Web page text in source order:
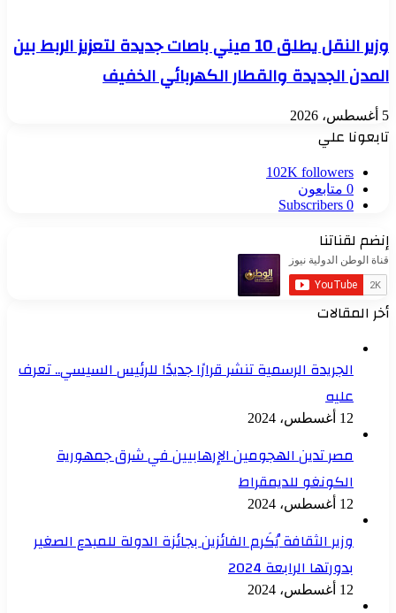
وزير النقل يطلق 10 ميني باصات جديدة لتعزيز الربط بين
المدن الجديدة والقطار الكهربائي الخفيف
5 أغسطس، 2026
تابعونا علي
102K followers
0 متابعون
0
Subscribers
إنضم لقناتنا
أخر المقالات
الجريدة الرسمية تنشر قرارًا جديدًا للرئيس السيسي.. تعرف
عليه
12 أغسطس، 2024
مصر تدين الهجومين الإرهابيين في شرق جمهورية
الكونغو للديمقراط
12 أغسطس، 2024
وزير الثقافة يُكَرم الفائزين بجائزة الدولة للمبدع الصغير
بدورتها الرابعة 2024
12 أغسطس، 2024